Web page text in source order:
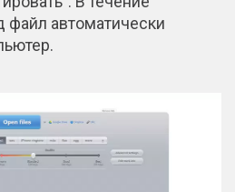
файл автоматически